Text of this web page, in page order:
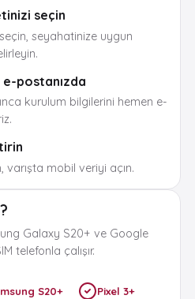
seçin
seyahatinize uygun
postanızda
kurulum bilgilerini hemen e-
varışta mobil veriyi açın.
Galaxy S20+ ve Google
telefonla çalışır.
S20+ Pixel 3+